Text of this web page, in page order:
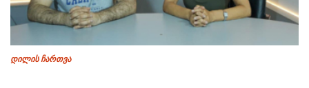
დილის ჩართვა